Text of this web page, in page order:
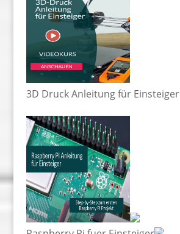
3D Druck Anleitung für Einsteiger